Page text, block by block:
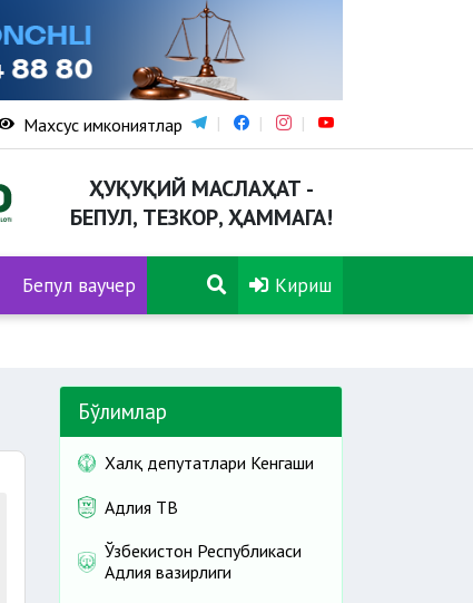
Махсус имкониятлар
ҲУҚУҚИЙ МАСЛАҲАТ -
БЕПУЛ, ТЕЗКОР, ҲАММАГА!
Бепул ваучер Кириш
Бўлимлар
Халқ депутатлари Кенгаши
Адлия ТВ
Ўзбекистон Республикаси
Адлия вазирлиги